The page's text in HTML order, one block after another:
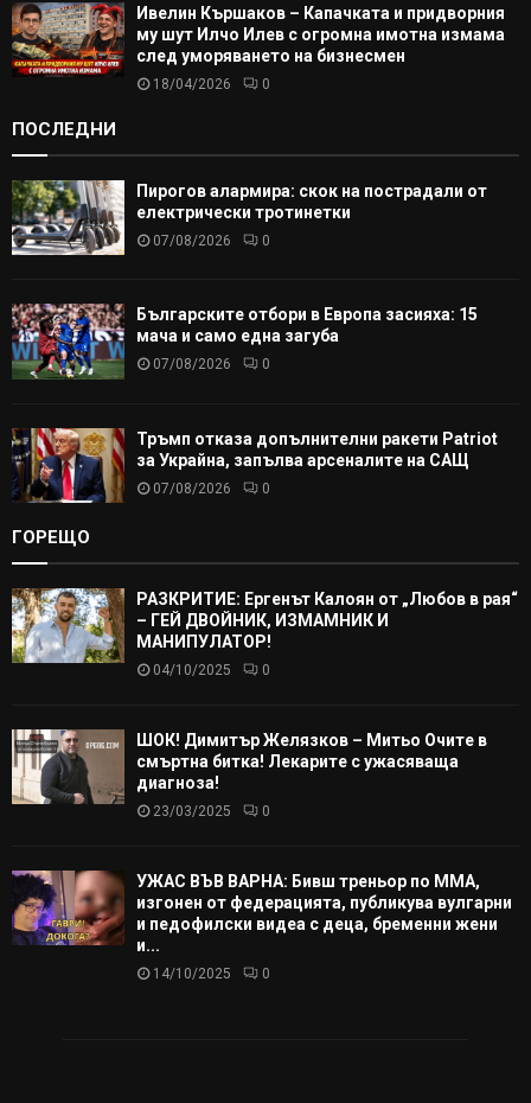
Ивелин Кършаков – Капачката и придворния
му шут Илчо Илев с огромна имотна измама
след уморяването на бизнесмен
18/04/2026 0
ПОСЛЕДНИ
Пирогов алармира: скок на пострадали от
електрически тротинетки
07/08/2026 0
Българските отбори в Европа засияха: 15
мача и само една загуба
07/08/2026 0
Тръмп отказа допълнителни ракети Patriot
за Украйна, запълва арсеналите на САЩ
07/08/2026 0
ГОРЕЩО
РАЗКРИТИЕ: Ергенът Калоян от „Любов в рая“
– ГЕЙ ДВОЙНИК, ИЗМАМНИК И
МАНИПУЛАТОР!
04/10/2025 0
ШОК! Димитър Желязков – Митьо Очите в
смъртна битка! Лекарите с ужасяваща
диагноза!
23/03/2025 0
УЖАС ВЪВ ВАРНА: Бивш треньор по ММА,
изгонен от федерацията, публикува вулгарни
и педофилски видеа с деца, бременни жени
и...
14/10/2025 0